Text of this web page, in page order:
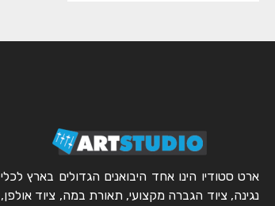
ארט סטודיו הינו אחד היבואנים הגדולים בארץ לכלי
נגינה, ציוד הגברה מקצועי, תאורת במה, ציוד אולפן,